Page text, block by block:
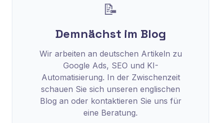
📝
Demnächst im Blog
Wir arbeiten an deutschen Artikeln zu
Google Ads, SEO und KI-
Automatisierung. In der Zwischenzeit
schauen Sie sich unseren englischen
Blog an oder kontaktieren Sie uns für
eine Beratung.